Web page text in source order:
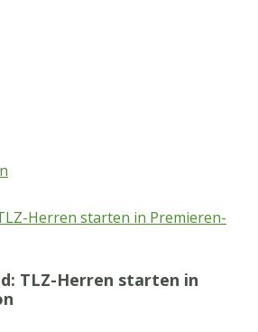
Herren starten in Premieren-
TLZ-Herren starten in